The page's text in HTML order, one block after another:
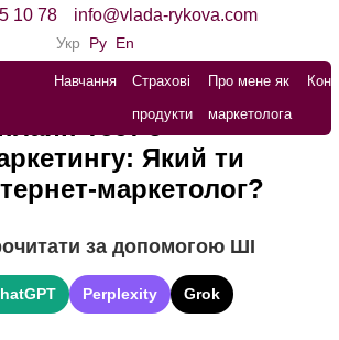
10 78 info@vlada-rykova.com
Укр Ру En
Навчання
Страхові
продукти
Про мене як
маркетолога
тест з
Який ти
маркетолог?
за допомогою ШІ
Perplexity Grok